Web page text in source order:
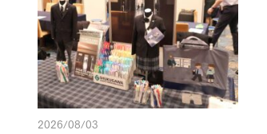
2026/08/03